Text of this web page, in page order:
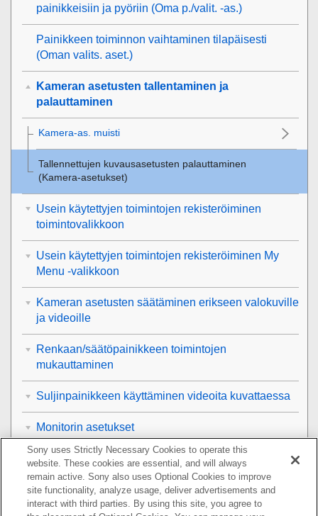
painikkeisiin ja pyöriin (Oma p./valit. -as.)
Painikkeen toiminnon vaihtaminen tilapäisesti
(Oman valits. aset.)
Kameran asetusten tallentaminen ja
palauttaminen
Kamera-as. muisti
Tallennettujen kuvausasetusten palauttaminen
(Kamera-asetukset)
Usein käytettyjen toimintojen rekisteröiminen
toimintovalikkoon
Usein käytettyjen toimintojen rekisteröiminen My
Menu -valikkoon
Kameran asetusten säätäminen erikseen valokuville
ja videoille
Renkaan/säätöpainikkeen toimintojen
mukauttaminen
Suljinpainikkeen käyttäminen videoita kuvattaessa
Monitorin asetukset
Katselu
Kameran asetusten muuttaminen
Sony uses Strictly Necessary Cookies to operate this
website. These cookies are essential, and will always
remain active. Sony also uses Optional Cookies to improve
site functionality, analyze usage, deliver advertisements and
interact with third parties. By using this site, you agree to